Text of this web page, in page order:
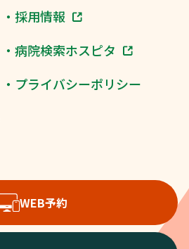
・採用情報
・病院検索ホスピタ
・プライバシーポリシー
WEB予約